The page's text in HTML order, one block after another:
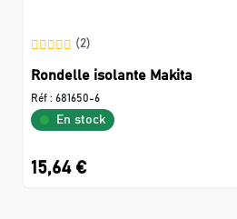
(2)
Rondelle isolante Makita
Réf : 681650-6
En stock
15,64 €